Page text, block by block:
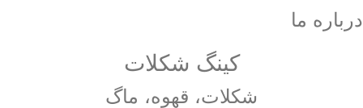
درباره ما
کینگ شکلات
شکلات، قهوه، ماگ